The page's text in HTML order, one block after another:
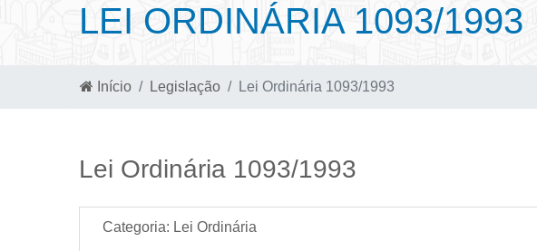
LEI ORDINÁRIA 1093/1993
Início Legislação Lei Ordinária 1093/1993
Lei Ordinária 1093/1993
Categoria: Lei Ordinária